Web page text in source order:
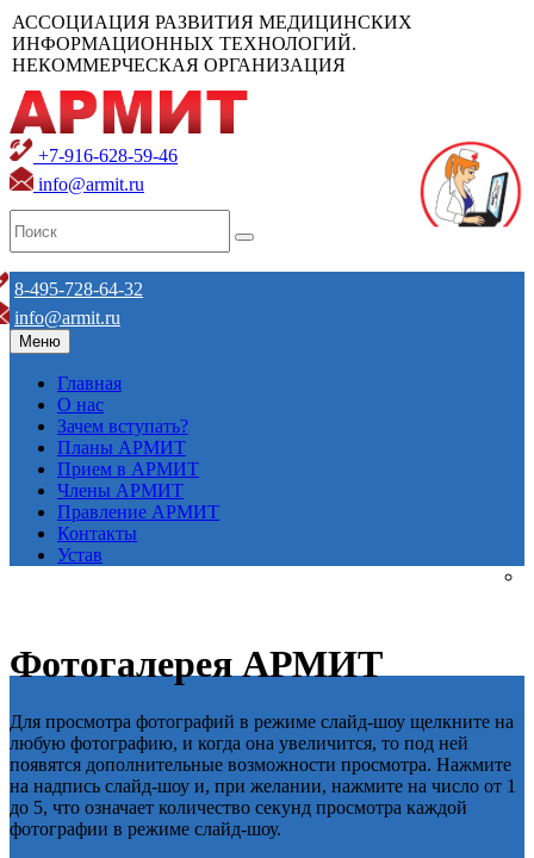
АССОЦИАЦИЯ РАЗВИТИЯ МЕДИЦИНСКИХ
ИНФОРМАЦИОННЫХ ТЕХНОЛОГИЙ.
НЕКОММЕРЧЕСКАЯ ОРГАНИЗАЦИЯ
+7-916-628-59-46
info@armit.ru
8-495-728-64-32
info@armit.ru
Меню
Главная
О нас
Зачем вступать?
Планы АРМИТ
Прием в АРМИТ
Члены АРМИТ
Правление АРМИТ
Контакты
Устав
Фотогалерея АРМИТ
Для просмотра фотографий в режиме слайд-шоу щелкните на
любую фотографию, и когда она увеличится, то под ней
появятся дополнительные возможности просмотра. Нажмите
на надпись слайд-шоу и, при желании, нажмите на число от 1
до 5, что означает количество секунд просмотра каждой
фотографии в режиме слайд-шоу.